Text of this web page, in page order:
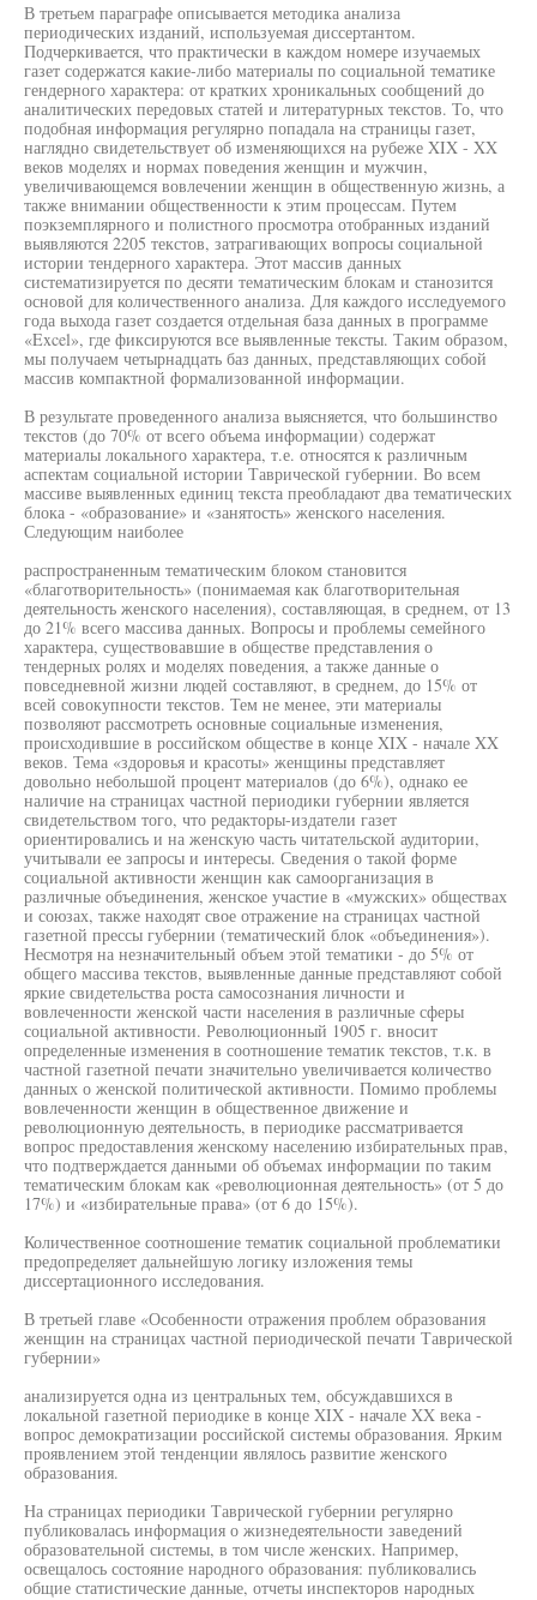
В третьем параграфе описывается методика анализа
периодических изданий, используемая диссертантом.
Подчеркивается, что практически в каждом номере изучаемых
газет содержатся какие-либо материалы по социальной тематике
гендерного характера: от кратких хроникальных сообщений до
аналитических передовых статей и литературных текстов. То, что
подобная информация регулярно попадала на страницы газет,
наглядно свидетельствует об изменяющихся на рубеже XIX - XX
веков моделях и нормах поведения женщин и мужчин,
увеличивающемся вовлечении женщин в общественную жизнь, а
также внимании общественности к этим процессам. Путем
поэкземплярного и полистного просмотра отобранных изданий
выявляются 2205 текстов, затрагивающих вопросы социальной
истории тендерного характера. Этот массив данных
систематизируется по десяти тематическим блокам и станозится
основой для количественного анализа. Для каждого исследуемого
года выхода газет создается отдельная база данных в программе
«Excel», где фиксируются все выявленные тексты. Таким образом,
мы получаем четырнадцать баз данных, представляющих собой
массив компактной формализованной информации.
В результате проведенного анализа выясняется, что большинство
текстов (до 70% от всего объема информации) содержат
материалы локального характера, т.е. относятся к различным
аспектам социальной истории Таврической губернии. Во всем
массиве выявленных единиц текста преобладают два тематических
блока - «образование» и «занятость» женского населения.
Следующим наиболее
распространенным тематическим блоком становится
«благотворительность» (понимаемая как благотворительная
деятельность женского населения), составляющая, в среднем, от 13
до 21% всего массива данных. Вопросы и проблемы семейного
характера, существовавшие в обществе представления о
тендерных ролях и моделях поведения, а также данные о
повседневной жизни людей составляют, в среднем, до 15% от
всей совокупности текстов. Тем не менее, эти материалы
позволяют рассмотреть основные социальные изменения,
происходившие в российском обществе в конце XIX - начале XX
веков. Тема «здоровья и красоты» женщины представляет
довольно небольшой процент материалов (до 6%), однако ее
наличие на страницах частной периодики губернии является
свидетельством того, что редакторы-издатели газет
ориентировались и на женскую часть читательской аудитории,
учитывали ее запросы и интересы. Сведения о такой форме
социальной активности женщин как самоорганизация в
различные объединения, женское участие в «мужских» обществах
и союзах, также находят свое отражение на страницах частной
газетной прессы губернии (тематический блок «объединения»).
Несмотря на незначительный объем этой тематики - до 5% от
общего массива текстов, выявленные данные представляют собой
яркие свидетельства роста самосознания личности и
вовлеченности женской части населения в различные сферы
социальной активности. Революционный 1905 г. вносит
определенные изменения в соотношение тематик текстов, т.к. в
частной газетной печати значительно увеличивается количество
данных о женской политической активности. Помимо проблемы
вовлеченности женщин в общественное движение и
революционную деятельность, в периодике рассматривается
вопрос предоставления женскому населению избирательных прав,
что подтверждается данными об объемах информации по таким
тематическим блокам как «революционная деятельность» (от 5 до
17%) и «избирательные права» (от 6 до 15%).
Количественное соотношение тематик социальной проблематики
предопределяет дальнейшую логику изложения темы
диссертационного исследования.
В третьей главе «Особенности отражения проблем образования
женщин на страницах частной периодической печати Таврической
губернии»
анализируется одна из центральных тем, обсуждавшихся в
локальной газетной периодике в конце XIX - начале XX века -
вопрос демократизации российской системы образования. Ярким
проявлением этой тенденции являлось развитие женского
образования.
На страницах периодики Таврической губернии регулярно
публиковалась информация о жизнедеятельности заведений
образовательной системы, в том числе женских. Например,
освещалось состояние народного образования: публиковались
общие статистические данные, отчеты инспекторов народных